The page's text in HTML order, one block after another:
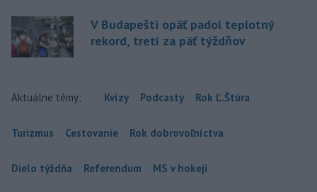
V Budapešti opäť padol teplotný
rekord, tretí za päť týždňov
Aktuálne témy: Kvízy Podcasty Rok Ľ.Štúra
Turizmus Cestovanie Rok dobrovoľníctva
Dielo týždňa Referendum MS v hokeji